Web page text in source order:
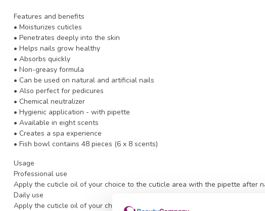
Features and benefits
• Moisturizes cuticles
• Penetrates deeply into the skin
• Helps nails grow healthy
• Absorbs quickly
• Non-greasy formula
• Can be used on natural and artificial nails
• Also perfect for pedicures
• Chemical neutralizer
• Hygienic application - with pipette
• Available in eight scents
• Creates a spa experience
• Fish bowl contains 48 pieces (6 x 8 scents)
Usage
Professional use
Apply the cuticle oil of your choice to the cuticle area with the pipette after
Daily use
Apply the cuticle oil of your choice to the cuticle area with the pipette two